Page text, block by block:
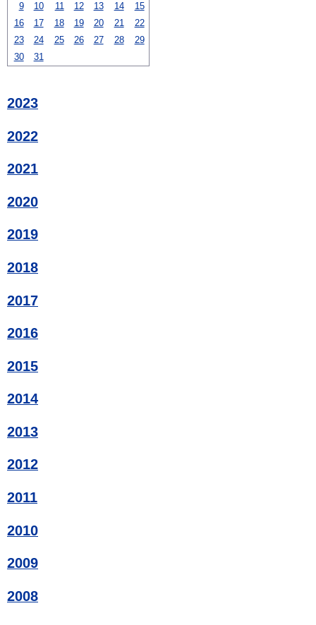
9
10 11 12 13 14
15
16
17 18 19 20 21
22
23
24 25 26 27 28
29
30
31
2023
2022
2021
2020
2019
2018
2017
2016
2015
2014
2013
2012
2011
2010
2009
2008